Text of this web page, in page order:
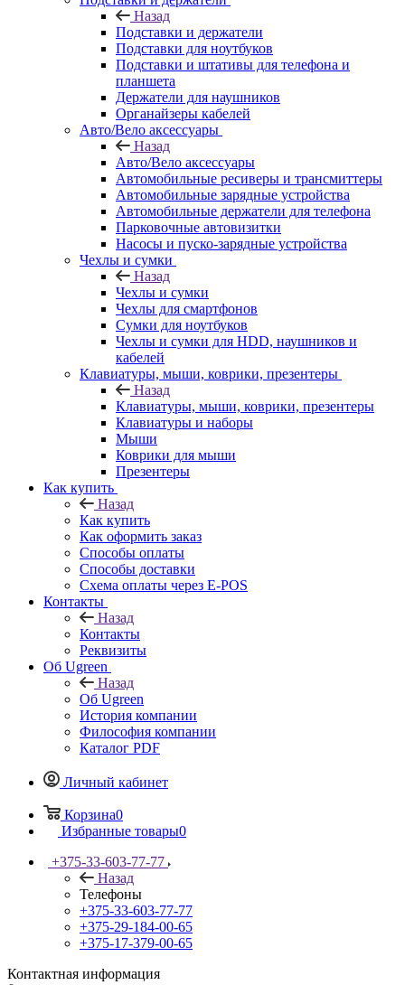
Назад
Подставки и держатели
Подставки для ноутбуков
Подставки и штативы для телефона и
планшета
Держатели для наушников
Органайзеры кабелей
Авто/Вело аксессуары
Назад
Авто/Вело аксессуары
Автомобильные ресиверы и трансмиттеры
Автомобильные зарядные устройства
Автомобильные держатели для телефона
Парковочные автовизитки
Насосы и пуско-зарядные устройства
Чехлы и сумки
Назад
Чехлы и сумки
Чехлы для смартфонов
Сумки для ноутбуков
Чехлы и сумки для HDD, наушников и
кабелей
Клавиатуры, мыши, коврики, презентеры
Назад
Клавиатуры, мыши, коврики, презентеры
Клавиатуры и наборы
Мыши
Коврики для мыши
Презентеры
Как купить
Назад
Как купить
Как оформить заказ
Способы оплаты
Способы доставки
Схема оплаты через E-POS
Контакты
Назад
Контакты
Реквизиты
Об Ugreen
Назад
Об Ugreen
История компании
Философия компании
Каталог PDF
Личный кабинет
Корзина0
Избранные товары0
+375-33-603-77-77
Назад
Телефоны
+375-33-603-77-77
+375-29-184-00-65
+375-17-379-00-65
Контактная информация